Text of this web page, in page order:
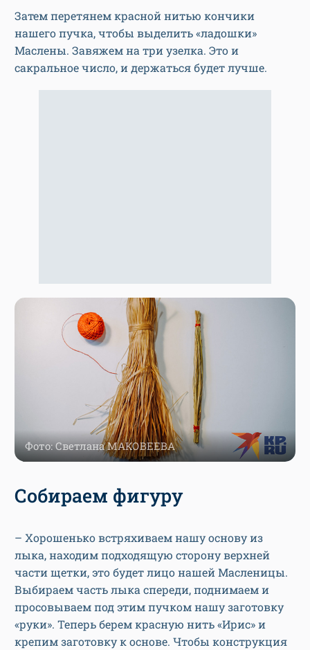
Затем перетянем красной нитью кончики
нашего пучка, чтобы выделить «ладошки»
Маслены. Завяжем на три узелка. Это и
сакральное число, и держаться будет лучше.
Фото: Светлана МАКОВЕЕВА
Собираем фигуру
– Хорошенько встряхиваем нашу основу из
лыка, находим подходящую сторону верхней
части щетки, это будет лицо нашей Масленицы.
Выбираем часть лыка спереди, поднимаем и
просовываем под этим пучком нашу заготовку
«руки». Теперь берем красную нить «Ирис» и
крепим заготовку к основе. Чтобы конструкция